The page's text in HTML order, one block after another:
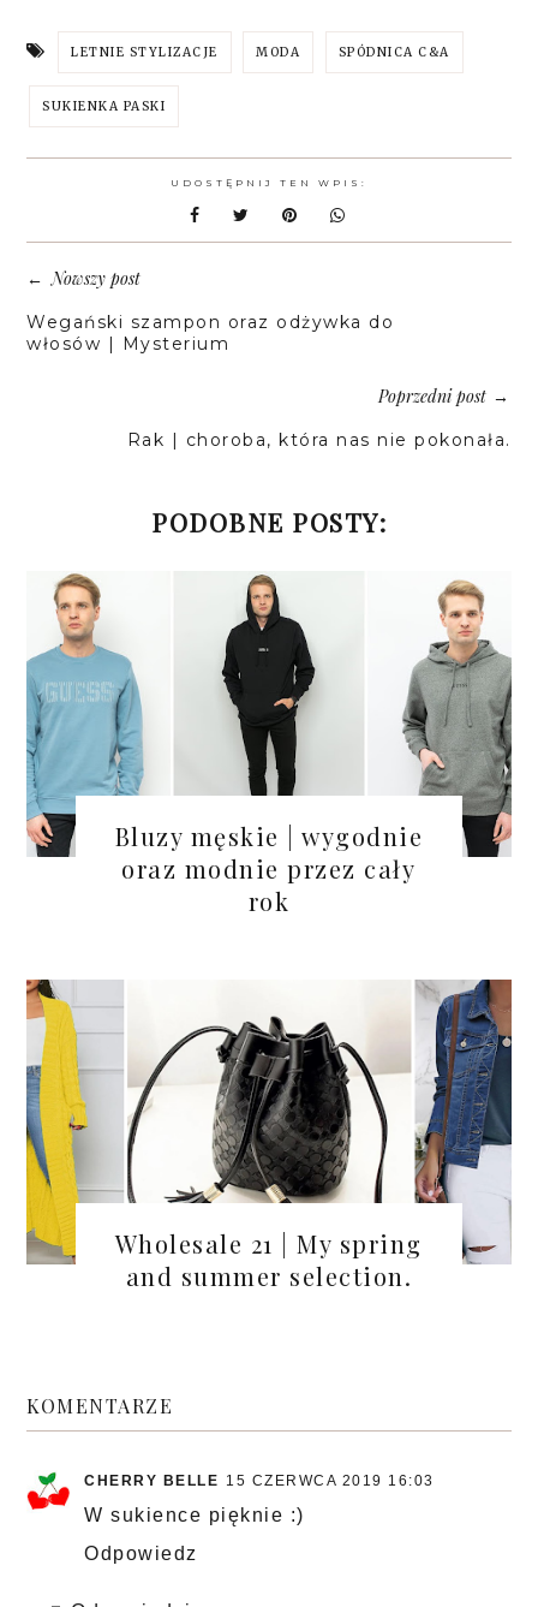
LETNIE STYLIZACJE MODA SPÓDNICA C&A
SUKIENKA PASKI
UDOSTĘPNIJ TEN WPIS:
←Nowszy post
Wegański szampon oraz odżywka do
włosów | Mysterium
Poprzedni post→
Rak | choroba, która nas nie pokonała.
PODOBNE POSTY:
Bluzy męskie | wygodnie
oraz modnie przez cały
rok
Wholesale 21 | My spring
and summer selection.
KOMENTARZE
CHERRY BELLE 15 CZERWCA 2019 16:03
W sukience pięknie :)
Odpowiedz